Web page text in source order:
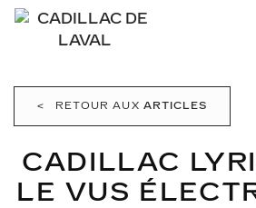
< RETOUR AUX ARTICLES
CADILLAC
LE VUS